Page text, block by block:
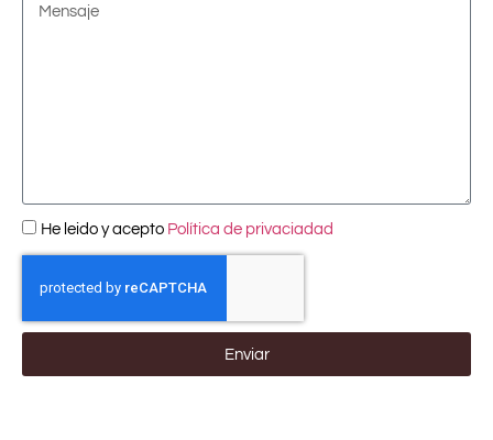
He leido y acepto Política de privaciadad
Enviar